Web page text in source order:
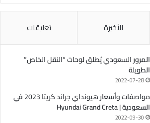
الأخيرة تعليقات
المرور السعودي يُطلق لوحات “النقل الخاص”
الطويلة
2022-07-28
مواصفات وأسعار هيونداي جراند كريتا 2023 في
السعودية | Hyundai Grand Creta
2022-09-30